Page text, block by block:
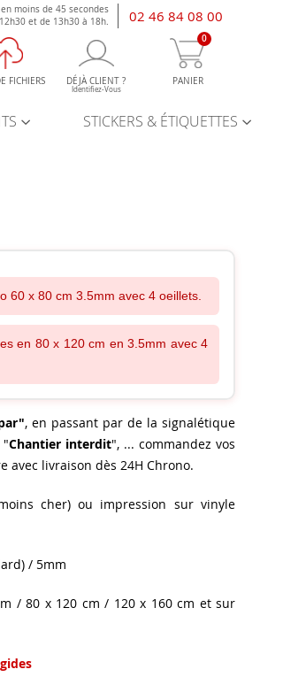
moins de 45 secondes
et de 13h30 à 18h.
02 46 84 08 00
FICHIERS DÉJÀ CLIENT ?
Identifiez-Vous
0
PANIER
STICKERS & ÉTIQUETTES
60 x 80 cm 3.5mm avec 4 oeillets.
en 80 x 120 cm en 3.5mm avec 4
, en passant par de la signalétique
"Chantier interdit", ... commandez vos
avec livraison dès 24H Chrono.
cher) ou impression sur vinyle
/ 5mm
/ 80 x 120 cm / 120 x 160 cm et sur